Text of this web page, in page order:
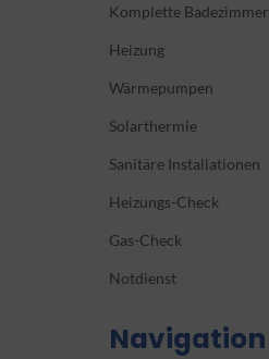
Komplette Badezimmer
Heizung
Wärmepumpen
Solarthermie
Sanitäre Installationen
Heizungs-Check
Gas-Check
Notdienst
Navigation